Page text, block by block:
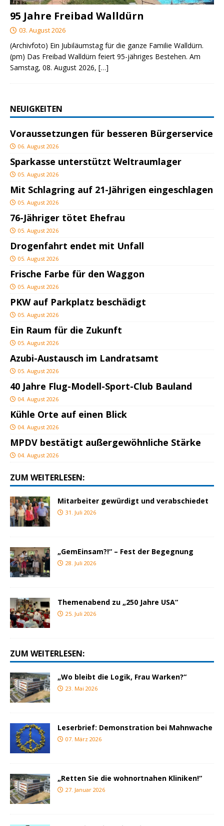
95 Jahre Freibad Walldürn
03. August 2026
(Archivfoto) Ein Jubiläumstag für die ganze Familie Walldürn.
(pm) Das Freibad Walldürn feiert 95-jähriges Bestehen. Am
Samstag, 08. August 2026, […]
NEUIGKEITEN
Voraussetzungen für besseren Bürgerservice
06. August 2026
Sparkasse unterstützt Weltraumlager
05. August 2026
Mit Schlagring auf 21-Jährigen eingeschlagen
05. August 2026
76-Jähriger tötet Ehefrau
05. August 2026
Drogenfahrt endet mit Unfall
05. August 2026
Frische Farbe für den Waggon
05. August 2026
PKW auf Parkplatz beschädigt
05. August 2026
Ein Raum für die Zukunft
05. August 2026
Azubi-Austausch im Landratsamt
05. August 2026
40 Jahre Flug-Modell-Sport-Club Bauland
04. August 2026
Kühle Orte auf einen Blick
04. August 2026
MPDV bestätigt außergewöhnliche Stärke
04. August 2026
ZUM WEITERLESEN:
Mitarbeiter gewürdigt und verabschiedet
31. Juli 2026
„GemEinsam?!“ – Fest der Begegnung
28. Juli 2026
Themenabend zu „250 Jahre USA“
25. Juli 2026
ZUM WEITERLESEN:
„Wo bleibt die Logik, Frau Warken?“
23. Mai 2026
Leserbrief: Demonstration bei Mahnwache
07. März 2026
„Retten Sie die wohnortnahen Kliniken!“
27. Januar 2026